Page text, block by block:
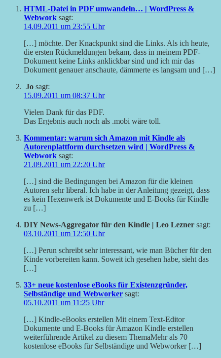
HTML-Datei in PDF umwandeln… | WordPress &
Webwork sagt:
14.09.2011 um 23:55 Uhr
[…] möchte. Der Knackpunkt sind die Links. Als ich heute,
die ersten Rückmeldungen bekam, dass in meinem PDF-
Dokument keine Links anklickbar sind und ich mir das
Dokument genauer anschaute, dämmerte es langsam und […]
Jo sagt:
15.09.2011 um 08:37 Uhr
Vielen Dank für das PDF.
Das Ergebnis auch noch als .mobi wäre toll.
Kommentar: warum sich Amazon mit Kindle als
Autorenplattform durchsetzen wird | WordPress &
Webwork sagt:
21.09.2011 um 22:20 Uhr
[…] sind die Bedingungen bei Amazon für die kleinen
Autoren sehr liberal. Ich habe in der Anleitung gezeigt, dass
es kein Hexenwerk ist Dokumente und E-Books für Kindle
zu […]
DIY News-Aggregator für den Kindle | Leo Lezner sagt:
03.10.2011 um 12:50 Uhr
[…] Perun schreibt sehr interessant, wie man Bücher für den
Kinde vorbereiten kann. Soweit ich gesehen habe, sieht das
[…]
33+ neue kostenlose eBooks für Existenzgründer,
Selbständige und Webworker sagt:
05.10.2011 um 11:25 Uhr
[…] Kindle-eBooks erstellen Mit einem Text-Editor
Dokumente und E-Books für Amazon Kindle erstellen
weiterführende Artikel zu diesem ThemaMehr als 70
kostenlose eBooks für Selbständige und Webworker […]